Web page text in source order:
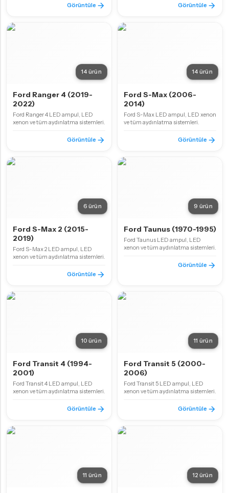
Görüntüle Görüntüle
14 ürün
Ford Ranger 4 (2019-
2022)
Ford Ranger 4 LED ampul, LED
xenon ve tüm aydınlatma sistemleri.
Görüntüle
14 ürün
Ford S-Max (2006-
2014)
Ford S-Max LED ampul, LED xenon
ve tüm aydınlatma sistemleri.
Görüntüle
6 ürün
Ford S-Max 2 (2015-
2019)
Ford S-Max 2 LED ampul, LED
xenon ve tüm aydınlatma sistemleri.
Görüntüle
9 ürün
Ford Taunus (1970-1995)
Ford Taunus LED ampul, LED
xenon ve tüm aydınlatma sistemleri.
Görüntüle
10 ürün
Ford Transit 4 (1994-
2001)
Ford Transit 4 LED ampul, LED
xenon ve tüm aydınlatma sistemleri.
Görüntüle
11 ürün
Ford Transit 5 (2000-
2006)
Ford Transit 5 LED ampul, LED
xenon ve tüm aydınlatma sistemleri.
Görüntüle
11 ürün 12 ürün